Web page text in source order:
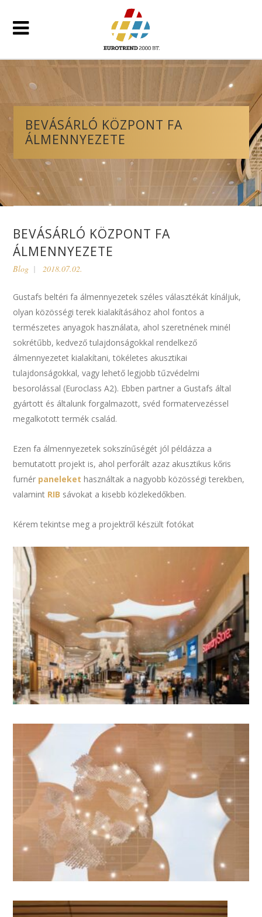
BEVÁSÁRLÓ KÖZPONT FA
ÁLMENNYEZETE
BEVÁSÁRLÓ KÖZPONT FA
ÁLMENNYEZETE
Blog 2018.07.02.
Gustafs beltéri fa álmennyezetek széles választékát kínáljuk,
olyan közösségi terek kialakításához ahol fontos a
természetes anyagok használata, ahol szeretnének minél
sokrétűbb, kedvező tulajdonságokkal rendelkező
álmennyezetet kialakítani, tökéletes akusztikai
tulajdonságokkal, vagy lehető legjobb tűzvédelmi
besorolással (Euroclass A2). Ebben partner a Gustafs által
gyártott és általunk forgalmazott, svéd formatervezéssel
megalkotott termék család.
Ezen fa álmennyezetek sokszínűségét jól példázza a
bemutatott projekt is, ahol perforált azaz akusztikus kőris
furnér paneleket használtak a nagyobb közösségi terekben,
valamint RIB sávokat a kisebb közlekedőkben.
Kérem tekintse meg a projektről készült fotókat